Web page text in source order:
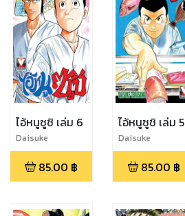
ไอ้หนูซูชิ เล่ม 6
Daisuke
Terasawa
85.00 ฿
ไอ้หนูซูชิ เล่ม 5
Daisuke
Terasawa
85.00 ฿